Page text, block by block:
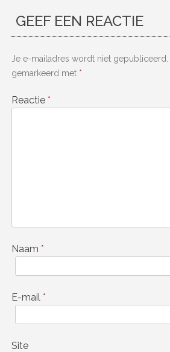
GEEF EEN REACTIE
Je e-mailadres wordt niet gepubliceerd.
gemarkeerd met *
Reactie *
Naam *
E-mail *
Site